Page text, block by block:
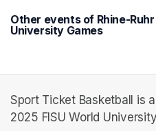
Other events of Rhine-Ruhr
University Games
Sport Ticket Basketball is
2025 FISU World